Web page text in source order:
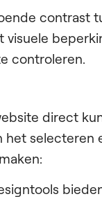
contrast
controleren.
direct
selecteren